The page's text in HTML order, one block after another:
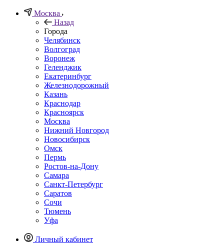
Москва
Назад
Города
Челябинск
Волгоград
Воронеж
Геленджик
Екатеринбург
Железнодорожный
Казань
Краснодар
Красноярск
Москва
Нижний Новгород
Новосибирск
Омск
Пермь
Ростов-на-Дону
Самара
Санкт-Петербург
Саратов
Сочи
Тюмень
Уфа
Личный кабинет